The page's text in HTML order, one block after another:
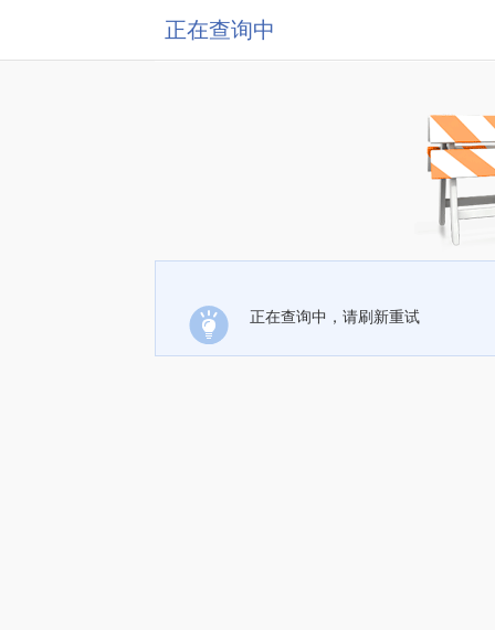
正在查询中
正在查询中，请刷新重试